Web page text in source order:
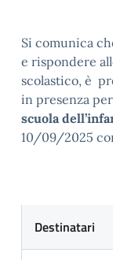
Si comunica
e rispondere
scolastico, è
in presenza
scuola
10/09/2025
Destinatari